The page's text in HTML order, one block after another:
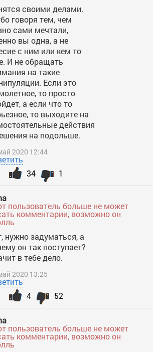
своими делами.
говоря тем, чем
сами мечтали,
вы одна, а не
с ним или кем то
И не обращать
на такие
Если это
то просто
а если что то
то выходите на
действия
на подольше.
2020 12:44
1
34
пользователь больше не может
комментарии, возможно он
нужно задуматься, а
он так поступает?
в тебе дело.
2020 13:25
52
4
пользователь больше не может
комментарии, возможно он